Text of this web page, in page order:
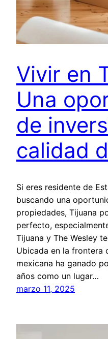
Vivir en
Una
de
calidad
Si eres residente de
buscando una
propiedades, Tijuana
perfecto,
Tijuana y The Wesley
Ubicada en la frontera
mexicana ha ganado
años como un lugar…
marzo 11, 2025